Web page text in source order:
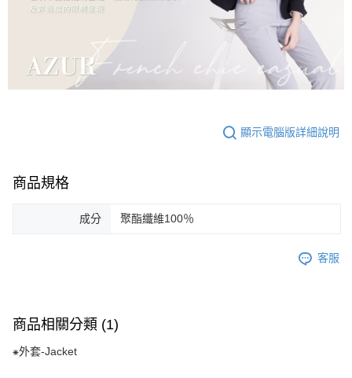
顯示電腦版詳細說明
商品規格
成分 聚酯纖維100％
客服
商品相關分類 (1)
⁕外套-Jacket